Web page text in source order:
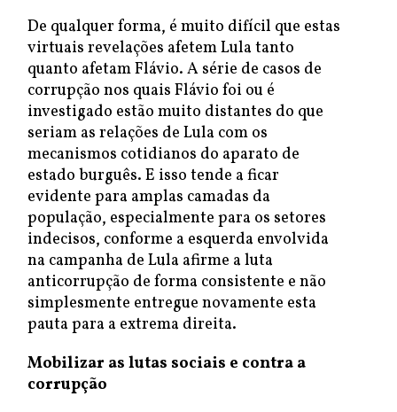
De qualquer forma, é muito difícil que estas
virtuais revelações afetem Lula tanto
quanto afetam Flávio. A série de casos de
corrupção nos quais Flávio foi ou é
investigado estão muito distantes do que
seriam as relações de Lula com os
mecanismos cotidianos do aparato de
estado burguês. E isso tende a ficar
evidente para amplas camadas da
população, especialmente para os setores
indecisos, conforme a esquerda envolvida
na campanha de Lula afirme a luta
anticorrupção de forma consistente e não
simplesmente entregue novamente esta
pauta para a extrema direita.
Mobilizar as lutas sociais e contra a
corrupção